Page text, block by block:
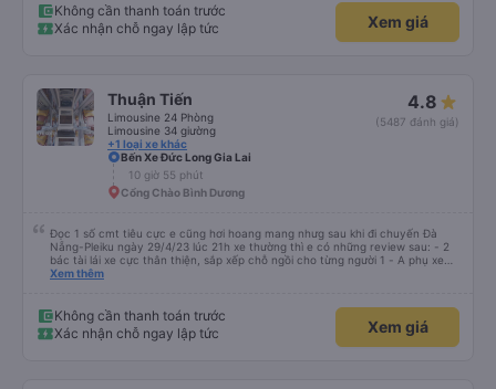
thì không thấy tài xế hút thuốc. Nói chung là nên đi xe 24P nhà này.
Không cần thanh toán trước
Xác nhận chỗ ngay lập tức
Xem giá
Thuận Tiến
Limousine 24 Phòng
Limousine 34 giường
+1 loại xe khác
4.8
(5487 đánh giá)
Bến Xe Đức Long Gia Lai
10 giờ 55 phút
Cổng Chào Bình Dương
Đọc 1 số cmt tiêu cực e cũng hơi hoang mang nhưg sau khi đi chuyến Đà
Nẵng-Pleiku ngày 29/4/23 lúc 21h xe thường thì e có những review sau: - 2
bác tài lái xe cực thân thiện, sắp xếp chỗ ngồi cho từng người 1 - A phụ xe
dui tính, chắc cùng tần số nên nói câu nào là cười câu đó - Xe xuất bến đúg
nhìn chug khá ổn, có dừng lại để đi vệ sinh.
Xem thêm
Không cần thanh toán trước
Xác nhận chỗ ngay lập tức
Xem giá